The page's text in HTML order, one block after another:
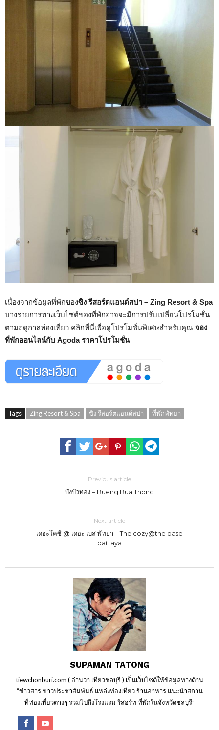
เนื่องจากข้อมูลที่พักของซิง รีสอร์ตแอนด์สปา – Zing Resort & Spa
บางรายการทางเว็บไซต์ของที่พักอาจจะมีการปรับเปลี่ยนโปรโมชั่น
ตามฤดูกาลท่องเที่ยว คลิกที่นี่เพื่อดูโปรโมชั่นพิเศษสำหรับคุณ จอง
ที่พักออนไลน์กับ Agoda ราคาโปรโมชั่น
Tags Zing Resort & Spa ซิง รีสอร์ตแอนด์สปา ที่พักพัทยา
Previous article
บึงบัวทอง – Bueng Bua Thong
Next article
เดอะโคซี @ เดอะ เบส พัทยา – The cozy@the base
pattaya
SUPAMAN TATONG
tiewchonburi.com ( อ่านว่า เที่ยวชลบุรี ) เป็นเว็บไซต์ให้ข้อมูลทางด้าน
“ข่าวสาร ข่าวประชาสัมพันธ์ แหล่งท่องเที่ยว ร้านอาหาร แนะนำสถาน
ที่ท่องเที่ยวต่างๆ รวมไปถึงโรงแรม รีสอร์ท ที่พักในจังหวัดชลบุรี”